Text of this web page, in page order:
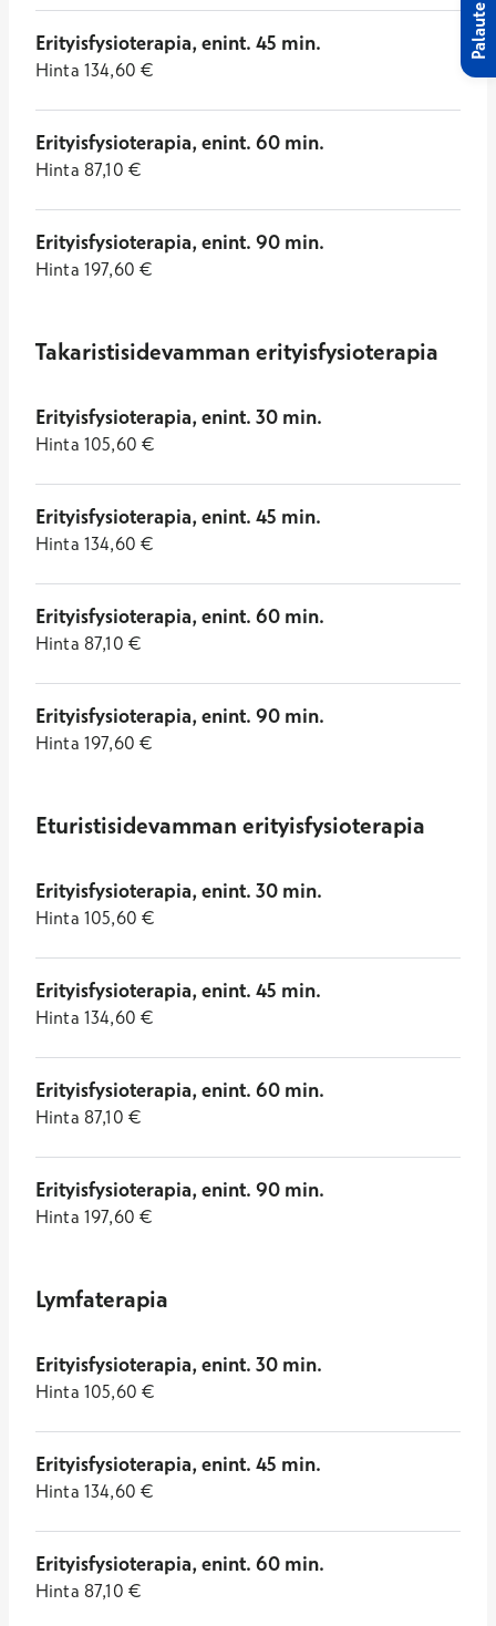
Erityisfysioterapia, enint. 45 min.
Hinta 134,60 €
Erityisfysioterapia, enint. 60 min.
Hinta 87,10 €
Erityisfysioterapia, enint. 90 min.
Hinta 197,60 €
Takaristisidevamman erityisfysioterapia
Erityisfysioterapia, enint. 30 min.
Hinta 105,60 €
Erityisfysioterapia, enint. 45 min.
Hinta 134,60 €
Erityisfysioterapia, enint. 60 min.
Hinta 87,10 €
Erityisfysioterapia, enint. 90 min.
Hinta 197,60 €
Eturistisidevamman erityisfysioterapia
Erityisfysioterapia, enint. 30 min.
Hinta 105,60 €
Erityisfysioterapia, enint. 45 min.
Hinta 134,60 €
Erityisfysioterapia, enint. 60 min.
Hinta 87,10 €
Erityisfysioterapia, enint. 90 min.
Hinta 197,60 €
Lymfaterapia
Erityisfysioterapia, enint. 30 min.
Hinta 105,60 €
Erityisfysioterapia, enint. 45 min.
Hinta 134,60 €
Erityisfysioterapia, enint. 60 min.
Hinta 87,10 €
Palaute